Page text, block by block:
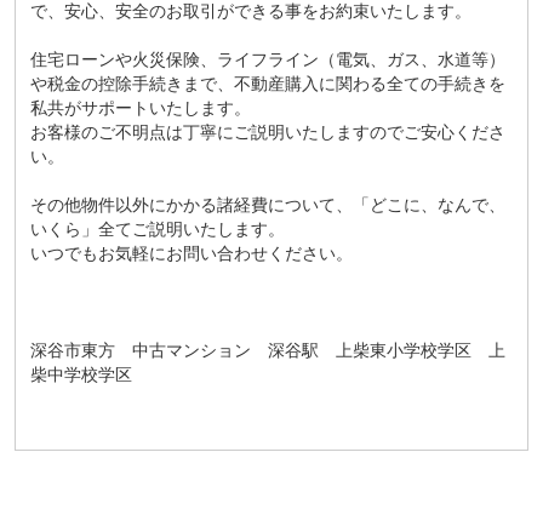
で、安心、安全のお取引ができる事をお約束いたします。
住宅ローンや火災保険、ライフライン（電気、ガス、水道等）
や税金の控除手続きまで、不動産購入に関わる全ての手続きを
私共がサポートいたします。
お客様のご不明点は丁寧にご説明いたしますのでご安心くださ
い。
その他物件以外にかかる諸経費について、「どこに、なんで、
いくら」全てご説明いたします。
いつでもお気軽にお問い合わせください。
深谷市東方 中古マンション 深谷駅 上柴東小学校学区 上
柴中学校学区